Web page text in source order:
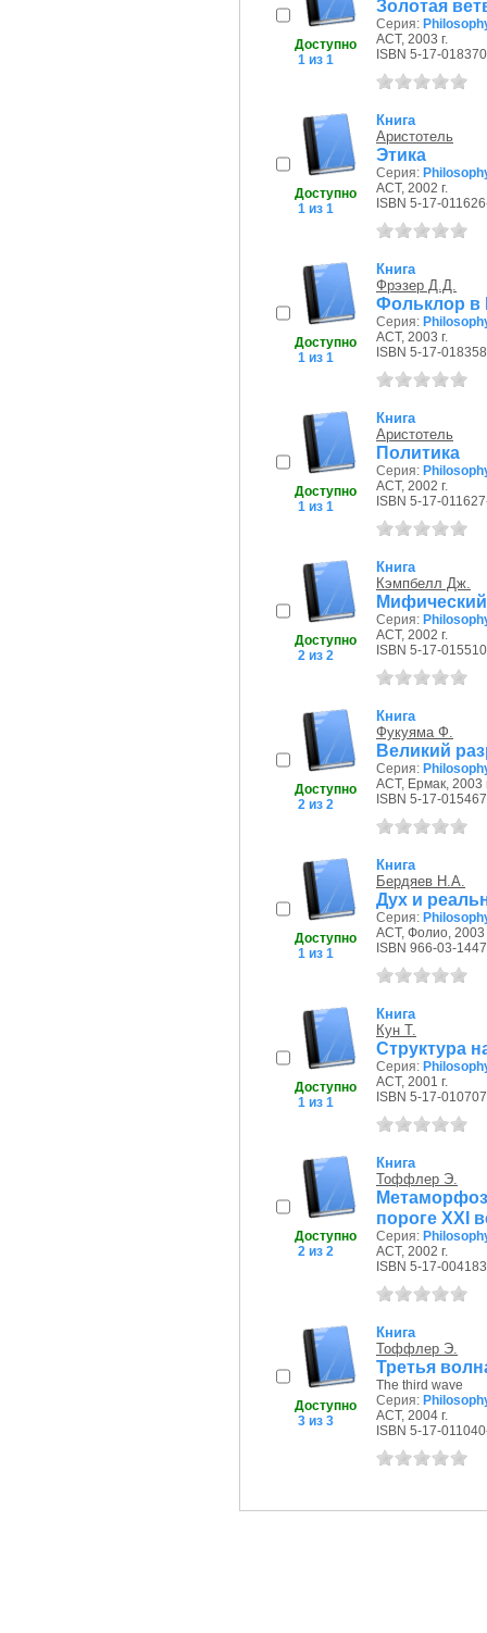
Доступно
1 из 1
Золотая
Серия:
АСТ, 2003 г.
ISBN 5-17-
Доступно
1 из 1
Книга
Аристотель
Этика
Серия:
АСТ, 2002 г.
ISBN 5-17-
Доступно
1 из 1
Книга
Фрэзер Д.Д.
Фольклор в
Серия:
АСТ, 2003 г.
ISBN 5-17-
Доступно
1 из 1
Книга
Аристотель
Политика
Серия:
АСТ, 2002 г.
ISBN 5-17-
Доступно
2 из 2
Книга
Кэмпбелл Дж.
Мифический
Серия:
АСТ, 2002 г.
ISBN 5-17-
Доступно
2 из 2
Книга
Фукуяма Ф.
Великий
Серия:
АСТ, Ермак, 2003
ISBN 5-17-
Доступно
1 из 1
Книга
Бердяев Н.А.
Дух и
Серия:
АСТ, Фолио, 2003
ISBN 966-03-
Доступно
1 из 1
Книга
Кун Т.
Структура
Серия:
АСТ, 2001 г.
ISBN 5-17-
Доступно
2 из 2
Книга
Тоффлер Э.
пороге XXI
Серия:
АСТ, 2002 г.
ISBN 5-17-
Доступно
3 из 3
Книга
Тоффлер Э.
Третья
The third wave
Серия:
АСТ, 2004 г.
ISBN 5-17-